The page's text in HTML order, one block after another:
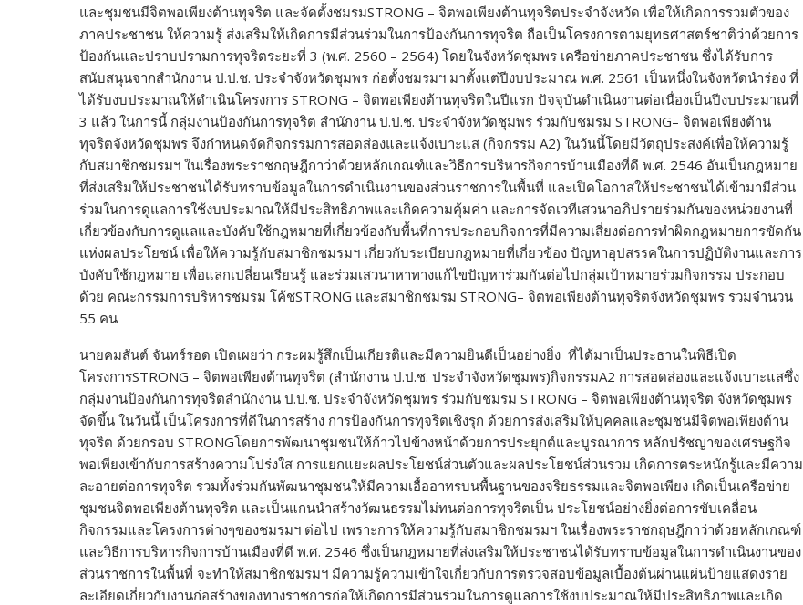
และชุมชนมีจิตพอเพียงต้านทุจริต และจัดตั้งชมรมSTRONG – จิตพอเพียงต้านทุจริตประจำจังหวัด เพื่อให้เกิดการรวมตัวของ
ภาคประชาชน ให้ความรู้ ส่งเสริมให้เกิดการมีส่วนร่วมในการป้องกันการทุจริต ถือเป็นโครงการตามยุทธศาสตร์ชาติว่าด้วยการ
ป้องกันและปราบปรามการทุจริตระยะที่ 3 (พ.ศ. 2560 – 2564) โดยในจังหวัดชุมพร เครือข่ายภาคประชาชน ซึ่งได้รับการ
สนับสนุนจากสำนักงาน ป.ป.ช. ประจำจังหวัดชุมพร ก่อตั้งชมรมฯ มาตั้งแต่ปีงบประมาณ พ.ศ. 2561 เป็นหนึ่งในจังหวัดนำร่อง ที่
ได้รับงบประมาณให้ดำเนินโครงการ STRONG – จิตพอเพียงต้านทุจริตในปีแรก ปัจจุบันดำเนินงานต่อเนื่องเป็นปีงบประมาณที่
3 แล้ว ในการนี้ กลุ่มงานป้องกันการทุจริต สำนักงาน ป.ป.ช. ประจำจังหวัดชุมพร ร่วมกับชมรม STRONG– จิตพอเพียงต้าน
ทุจริตจังหวัดชุมพร จึงกำหนดจัดกิจกรรมการสอดส่องและแจ้งเบาะแส (กิจกรรม A2) ในวันนี้โดยมีวัตถุประสงค์เพื่อให้ความรู้
กับสมาชิกชมรมฯ ในเรื่องพระราชกฤษฎีกาว่าด้วยหลักเกณฑ์และวิธีการบริหารกิจการบ้านเมืองที่ดี พ.ศ. 2546 อันเป็นกฎหมาย
ที่ส่งเสริมให้ประชาชนได้รับทราบข้อมูลในการดำเนินงานของส่วนราชการในพื้นที่ และเปิดโอกาสให้ประชาชนได้เข้ามามีส่วน
ร่วมในการดูแลการใช้งบประมาณให้มีประสิทธิภาพและเกิดความคุ้มค่า และการจัดเวทีเสวนาอภิปรายร่วมกันของหน่วยงานที่
เกี่ยวข้องกับการดูแลและบังคับใช้กฎหมายที่เกี่ยวข้องกับพื้นที่การประกอบกิจการที่มีความเสี่ยงต่อการทำผิดกฎหมายการขัดกัน
แห่งผลประโยชน์ เพื่อให้ความรู้กับสมาชิกชมรมฯ เกี่ยวกับระเบียบกฎหมายที่เกี่ยวข้อง ปัญหาอุปสรรคในการปฏิบัติงานและการ
บังคับใช้กฎหมาย เพื่อแลกเปลี่ยนเรียนรู้ และร่วมเสวนาหาทางแก้ไขปัญหาร่วมกันต่อไปกลุ่มเป้าหมายร่วมกิจกรรม ประกอบ
ด้วย คณะกรรมการบริหารชมรม โค้ชSTRONG และสมาชิกชมรม STRONG– จิตพอเพียงต้านทุจริตจังหวัดชุมพร รวมจำนวน
55 คน
นายคมสันต์ จันทร์รอด เปิดเผยว่า กระผมรู้สึกเป็นเกียรติและมีความยินดีเป็นอย่างยิ่ง ที่ได้มาเป็นประธานในพิธีเปิด
โครงการSTRONG – จิตพอเพียงต้านทุจริต (สำนักงาน ป.ป.ช. ประจำจังหวัดชุมพร)กิจกรรมA2 การสอดส่องและแจ้งเบาะแสซึ่ง
กลุ่มงานป้องกันการทุจริตสำนักงาน ป.ป.ช. ประจำจังหวัดชุมพร ร่วมกับชมรม STRONG – จิตพอเพียงต้านทุจริต จังหวัดชุมพร
จัดขึ้น ในวันนี้ เป็นโครงการที่ดีในการสร้าง การป้องกันการทุจริตเชิงรุก ด้วยการส่งเสริมให้บุคคลและชุมชนมีจิตพอเพียงต้าน
ทุจริต ด้วยกรอบ STRONGโดยการพัฒนาชุมชนให้ก้าวไปข้างหน้าด้วยการประยุกต์และบูรณาการ หลักปรัชญาของเศรษฐกิจ
พอเพียงเข้ากับการสร้างความโปร่งใส การแยกแยะผลประโยชน์ส่วนตัวและผลประโยชน์ส่วนรวม เกิดการตระหนักรู้และมีความ
ละอายต่อการทุจริต รวมทั้งร่วมกันพัฒนาชุมชนให้มีความเอื้ออาทรบนพื้นฐานของจริยธรรมและจิตพอเพียง เกิดเป็นเครือข่าย
ชุมชนจิตพอเพียงต้านทุจริต และเป็นแกนนำสร้างวัฒนธรรมไม่ทนต่อการทุจริตเป็น ประโยชน์อย่างยิ่งต่อการขับเคลื่อน
กิจกรรมและโครงการต่างๆของชมรมฯ ต่อไป เพราะการให้ความรู้กับสมาชิกชมรมฯ ในเรื่องพระราชกฤษฎีกาว่าด้วยหลักเกณฑ์
และวิธีการบริหารกิจการบ้านเมืองที่ดี พ.ศ. 2546 ซึ่งเป็นกฎหมายที่ส่งเสริมให้ประชาชนได้รับทราบข้อมูลในการดำเนินงานของ
ส่วนราชการในพื้นที่ จะทำให้สมาชิกชมรมฯ มีความรู้ความเข้าใจเกี่ยวกับการตรวจสอบข้อมูลเบื้องต้นผ่านแผ่นป้ายแสดงราย
ละเอียดเกี่ยวกับงานก่อสร้างของทางราชการก่อให้เกิดการมีส่วนร่วมในการดูแลการใช้งบประมาณให้มีประสิทธิภาพและเกิด